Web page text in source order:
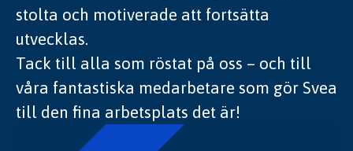
stolta och motiverade att fortsätta
utvecklas.
Tack till alla som röstat på oss – och till
våra fantastiska medarbetare som gör Svea
till den fina arbetsplats det är!